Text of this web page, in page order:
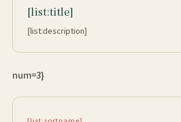
[list:title]
[list:description]
num=3}